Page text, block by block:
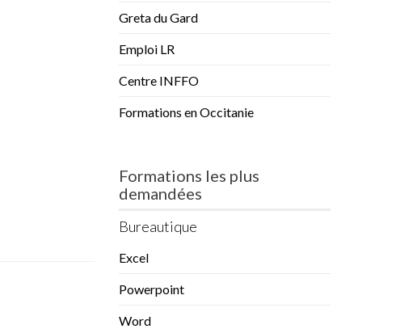
Greta du Gard
Emploi LR
Centre INFFO
Formations en Occitanie
Formations les plus
demandées
Bureautique
Excel
Powerpoint
Word